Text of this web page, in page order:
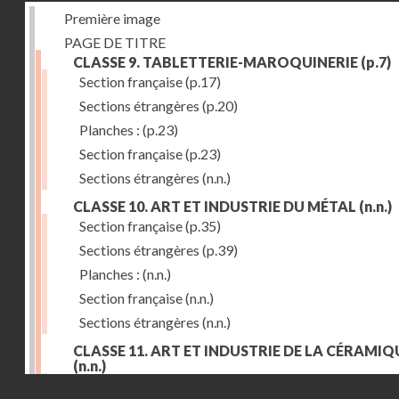
Première image
PAGE DE TITRE
CLASSE 9. TABLETTERIE-MAROQUINERIE (p.7)
Section française(p.17)
Sections étrangères (p.20)
Planches : (p.23)
Section française(p.23)
Sections étrangères (n.n.)
CLASSE 10. ART ET INDUSTRIE DU MÉTAL (n.n.)
Section française(p.35)
Sections étrangères (p.39)
Planches : (n.n.)
Section française(n.n.)
Sections étrangères (n.n.)
CLASSE 11. ART ET INDUSTRIE DE LA
(n.n.)